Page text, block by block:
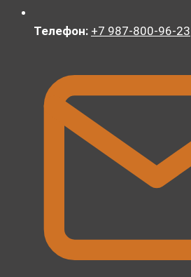
Телефон: +7 987-800-96-23